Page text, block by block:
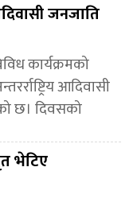
जनजाति
कार्यक्रमको
आदिवासी
छ। दिवसको
भेटिए